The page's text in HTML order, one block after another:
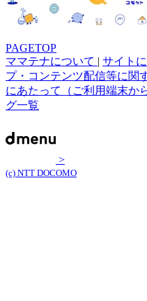
PAGETOP
ママテナについて | サイト
プ・コンテンツ配信等に関
にあたって（ご利用端末か
グ一覧
>
(c) NTT DOCOMO